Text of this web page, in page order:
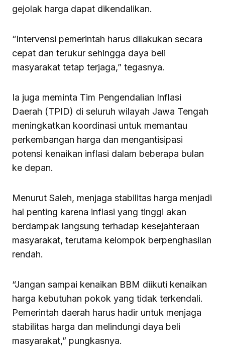
gejolak harga dapat dikendalikan.
“Intervensi pemerintah harus dilakukan secara
cepat dan terukur sehingga daya beli
masyarakat tetap terjaga,” tegasnya.
Ia juga meminta Tim Pengendalian Inflasi
Daerah (TPID) di seluruh wilayah Jawa Tengah
meningkatkan koordinasi untuk memantau
perkembangan harga dan mengantisipasi
potensi kenaikan inflasi dalam beberapa bulan
ke depan.
Menurut Saleh, menjaga stabilitas harga menjadi
hal penting karena inflasi yang tinggi akan
berdampak langsung terhadap kesejahteraan
masyarakat, terutama kelompok berpenghasilan
rendah.
“Jangan sampai kenaikan BBM diikuti kenaikan
harga kebutuhan pokok yang tidak terkendali.
Pemerintah daerah harus hadir untuk menjaga
stabilitas harga dan melindungi daya beli
masyarakat,” pungkasnya.